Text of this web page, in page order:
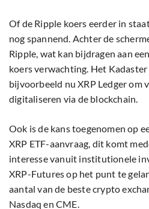
Of de Ripple koers eerder in
nog spannend. Achter de
Ripple, wat kan bijdragen aan
koers verwachting. Het
bijvoorbeeld nu XRP Ledger om
digitaliseren via de blockchain.
Ook is de kans toegenomen op
XRP ETF-aanvraag, dit komt
interesse vanuit institutionele
XRP-Futures op het punt te
aantal van de beste crypto
Nasdaq en CME.